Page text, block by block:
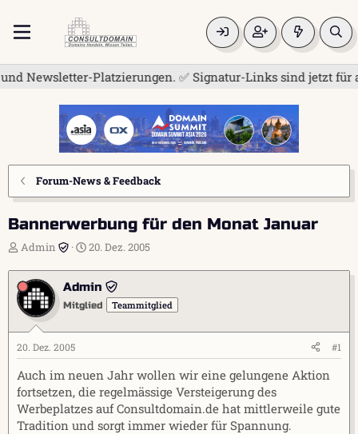
Platzierungen. ✅ Signatur-Links sind jetzt für alle
Forum-News & Feedback
Bannerwerbung für den Monat Januar
E
s
t
e
l
e
r
Admin
E
s
t
e
l
a
m
20. Dez. 2005
Admin
Mitglied Teammitglied
20. Dez. 2005 #1
Auch im neuen Jahr wollen wir eine gelungene Aktion
fortsetzen, die regelmässige Versteigerung des
Werbeplatzes auf Consultdomain.de hat mittlerweile gute
Tradition und sorgt immer wieder für Spannung.